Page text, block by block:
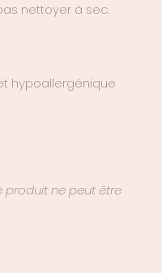
nettoyer à sec.
hypoallergénique
produit ne peut être